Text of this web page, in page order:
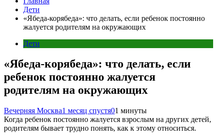
Дети
«Ябеда-корябеда»: что делать, если ребенок постоянно
жалуется родителям на окружающих
Дети
«Ябеда-корябеда»: что делать, если
ребенок постоянно жалуется
родителям на окружающих
Вечерняя Москва1 месяц спустя01 минуты
Когда ребенок постоянно жалуется взрослым на других детей,
родителям бывает трудно понять, как к этому относиться.